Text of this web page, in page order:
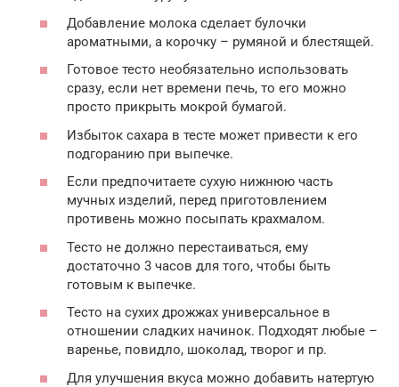
Добавление молока сделает булочки
ароматными, а корочку – румяной и блестящей.
Готовое тесто необязательно использовать
сразу, если нет времени печь, то его можно
просто прикрыть мокрой бумагой.
Избыток сахара в тесте может привести к его
подгоранию при выпечке.
Если предпочитаете сухую нижнюю часть
мучных изделий, перед приготовлением
противень можно посыпать крахмалом.
Тесто не должно перестаиваться, ему
достаточно 3 часов для того, чтобы быть
готовым к выпечке.
Тесто на сухих дрожжах универсальное в
отношении сладких начинок. Подходят любые –
варенье, повидло, шоколад, творог и пр.
Для улучшения вкуса можно добавить натертую